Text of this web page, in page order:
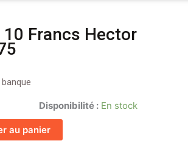
10 Francs Hector
Disponibilité : En stock
au panier